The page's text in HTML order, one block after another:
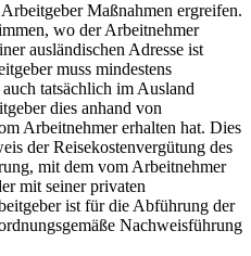
Maßnahmen ergreifen.
wo der Arbeitnehmer
ausländischen Adresse ist
muss mindestens
tatsächlich im Ausland
dies anhand von
Arbeitnehmer erhalten hat. Dies
der Reisekostenvergütung des
mit dem vom Arbeitnehmer
mit seiner privaten
ist für die Abführung der
Nachweisführung